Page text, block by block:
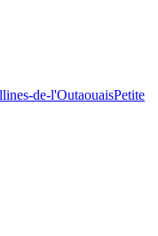
de-l'OutaouaisPetite